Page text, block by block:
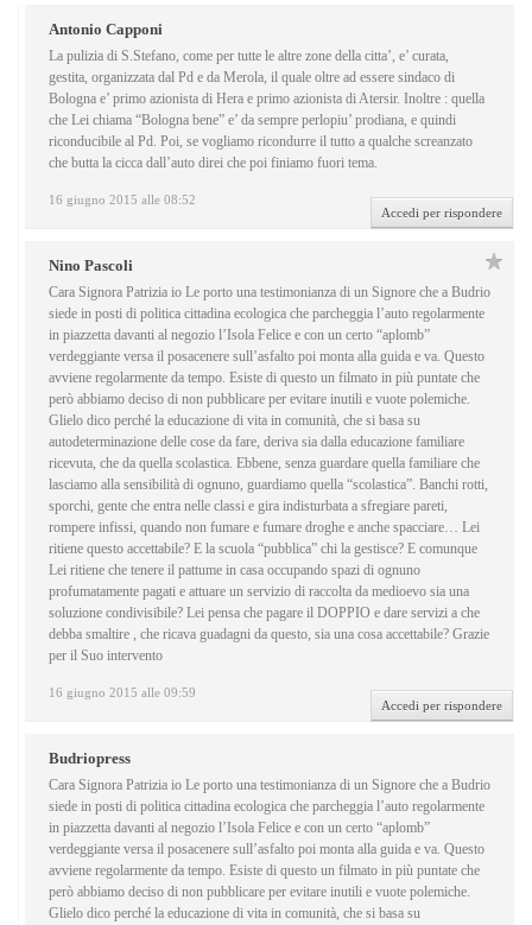
Antonio Capponi
16 giugno 2015 alle 08:52
La pulizia di S.Stefano, come per tutte le altre zone della citta’, e’ curata,
gestita, organizzata dal Pd e da Merola, il quale oltre ad essere sindaco di
Bologna e’ primo azionista di Hera e primo azionista di Atersir. Inoltre : quella
che Lei chiama “Bologna bene” e’ da sempre perlopiu’ prodiana, e quindi
riconducibile al Pd. Poi, se vogliamo ricondurre il tutto a qualche screanzato
che butta la cicca dall’auto direi che poi finiamo fuori tema.
Accedi per rispondere
Nino Pascoli
16 giugno 2015 alle 09:59
Cara Signora Patrizia io Le porto una testimonianza di un Signore che a Budrio
siede in posti di politica cittadina ecologica che parcheggia l’auto regolarmente
in piazzetta davanti al negozio l’Isola Felice e con un certo “aplomb”
verdeggiante versa il posacenere sull’asfalto poi monta alla guida e va. Questo
avviene regolarmente da tempo. Esiste di questo un filmato in più puntate che
però abbiamo deciso di non pubblicare per evitare inutili e vuote polemiche.
Glielo dico perché la educazione di vita in comunità, che si basa su
autodeterminazione delle cose da fare, deriva sia dalla educazione familiare
ricevuta, che da quella scolastica. Ebbene, senza guardare quella familiare che
lasciamo alla sensibilità di ognuno, guardiamo quella “scolastica”. Banchi rotti,
sporchi, gente che entra nelle classi e gira indisturbata a sfregiare pareti,
rompere infissi, quando non fumare e fumare droghe e anche spacciare… Lei
ritiene questo accettabile? E la scuola “pubblica” chi la gestisce? E comunque
Lei ritiene che tenere il pattume in casa occupando spazi di ognuno
profumatamente pagati e attuare un servizio di raccolta da medioevo sia una
soluzione condivisibile? Lei pensa che pagare il DOPPIO e dare servizi a che
debba smaltire , che ricava guadagni da questo, sia una cosa accettabile? Grazie
per il Suo intervento
Accedi per rispondere
Budriopress
Cara Signora Patrizia io Le porto una testimonianza di un Signore che a Budrio
siede in posti di politica cittadina ecologica che parcheggia l’auto regolarmente
in piazzetta davanti al negozio l’Isola Felice e con un certo “aplomb”
verdeggiante versa il posacenere sull’asfalto poi monta alla guida e va. Questo
avviene regolarmente da tempo. Esiste di questo un filmato in più puntate che
però abbiamo deciso di non pubblicare per evitare inutili e vuote polemiche.
Glielo dico perché la educazione di vita in comunità, che si basa su